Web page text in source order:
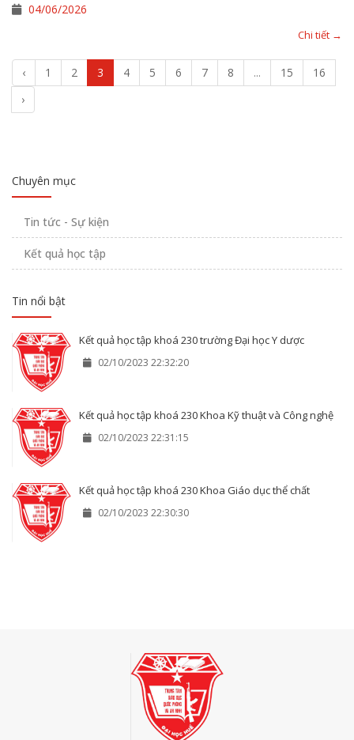
04/06/2026
Chi tiết →
‹ 1 2 3 4 5 6 7 8 ... 15
16
›
Chuyên mục
Tin tức - Sự kiện
Kết quả học tập
Tin nổi bật
Kết quả học tập khoá 230 trường Đại học Y dược
02/10/2023 22:32:20
Kết quả học tập khoá 230 Khoa Kỹ thuật và Công nghệ
02/10/2023 22:31:15
Kết quả học tập khoá 230 Khoa Giáo dục thể chất
02/10/2023 22:30:30